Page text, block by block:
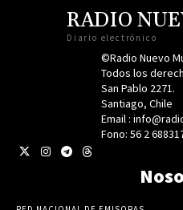
RADIO
Diario electrónico
©Radio Nuevo
Todos los
San Pablo 2271.
Santiago, Chile
Email :
Fono: 56 2